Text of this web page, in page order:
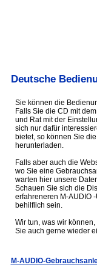
Deutsche
Sie können die
Falls Sie die CD mit
und Rat mit der
sich nur dafür
bietet, so können Sie
herunterladen.
Falls aber auch die
wo Sie eine
warten hier unsere
Schauen Sie sich die
erfahreneren M-AUDIO
behilflich sein.
Wir tun, was wir
Sie auch gerne wieder
M-AUDIO-